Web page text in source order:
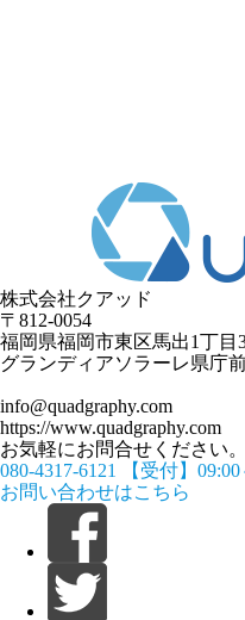
株式会社クアッド
〒812-0054
福岡県福岡市東区馬出1丁目
グランディアソラーレ県庁
info@quadgraphy.com
https://www.quadgraphy.com
お気軽にお問合せください。
080-4317-6121
【受付】
お問い合わせはこちら